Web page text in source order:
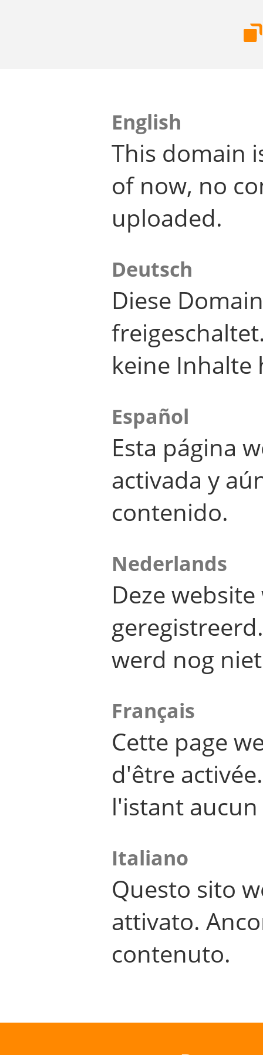
English
This domain
of now, no
uploaded.
Deutsch
Diese
keine Inhalte
Español
Esta página
activada y
contenido.
Nederlands
Deze
werd nog
Français
Cette page
d'être
l'istant
Italiano
Questo sito
attivato.
contenuto.